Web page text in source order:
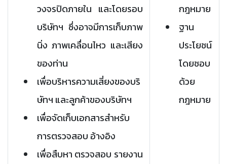
วงจรปิดภายใน และโดยรอบ
บริษัทฯ ซึ่งอาจมีการเก็บภาพ
นิ่ง ภาพเคลื่อนไหว และเสียง
ของท่าน
เพื่อบริหารความเสี่ยงของบริ
ษัทฯ และลูกค้าของบริษัทฯ
เพื่อจัดเก็บเอกสารสำหรับ
การตรวจสอบ อ้างอิง
เพื่อสืบหา ตรวจสอบ รายงาน
กฎหมาย
ฐาน
ประโยชน์
โดยชอบ
ด้วย
กฎหมาย